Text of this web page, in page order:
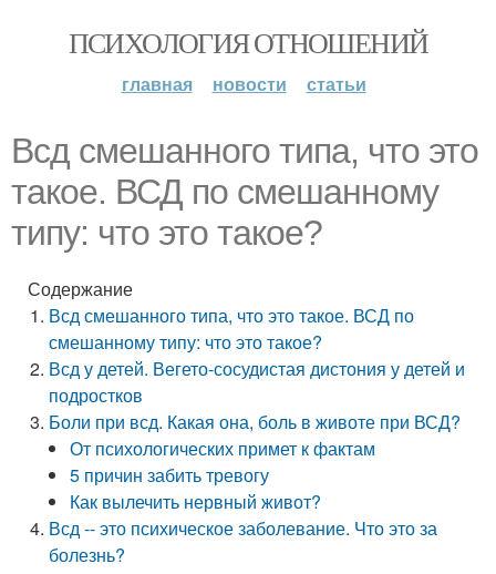
ПСИХОЛОГИЯ ОТНОШЕНИЙ
главная новости статьи
Всд смешанного типа, что это
такое. ВСД по смешанному
типу: что это такое?
Содержание
Всд смешанного типа, что это такое. ВСД по
смешанному типу: что это такое?
Всд у детей. Вегето-сосудистая дистония у детей и
подростков
Боли при всд. Какая она, боль в животе при ВСД?
От психологических примет к фактам
5 причин забить тревогу
Как вылечить нервный живот?
Всд -- это психическое заболевание. Что это за
болезнь?